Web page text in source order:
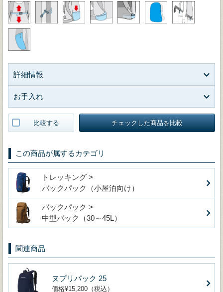
詳細情報
お手入れ
比較する チェックした商品を比較
この商品が属するカテゴリ
トレッキング >
バックパック（小屋泊向け）
バックパック >
中型パック（30～45L）
関連商品
ヌプリパック 25
価格¥15,200（税込）